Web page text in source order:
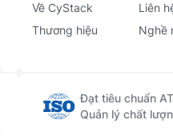
Về CyStack
Thương hiệu
Liên
Nghề
Đạt tiêu chuẩn
Quản lý chất